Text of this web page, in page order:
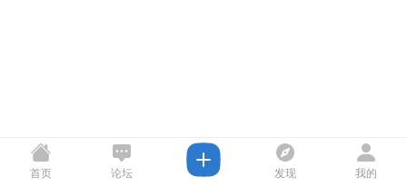
首页 论坛 发现 我的